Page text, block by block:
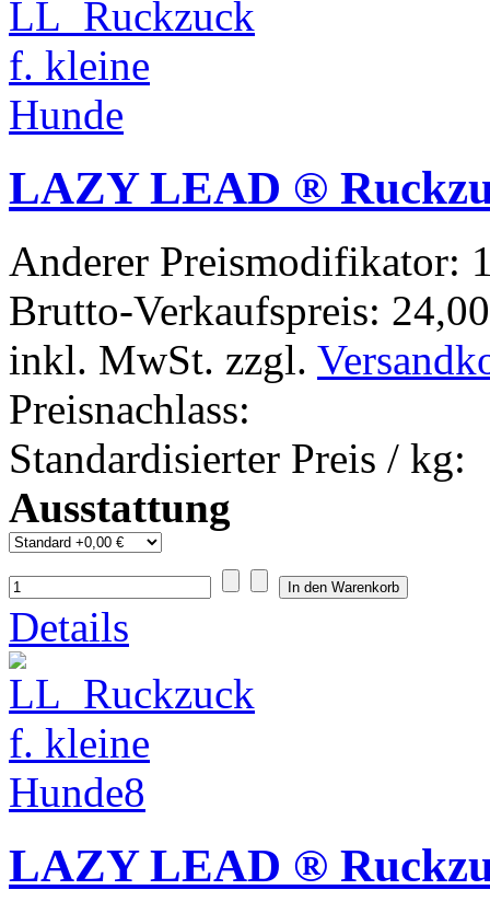
LAZY LEAD ®
Anderer Preismodifikator:
Brutto-Verkaufspreis:
inkl. MwSt. zzgl.
Preisnachlass:
Standardisierter Preis / kg:
Ausstattung
Details
LAZY LEAD ®